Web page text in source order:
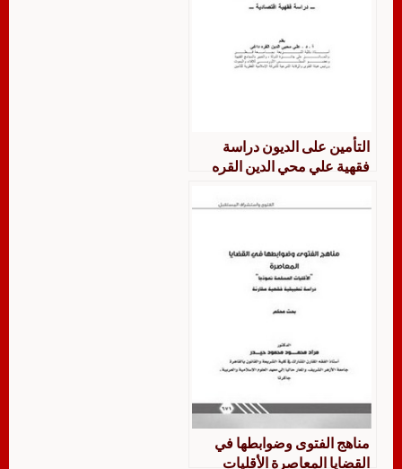
التأمين على الديون دراسة
فقهية علي محي الدين القره
مناهج الفتوى وضوابطها في
القضايا المعاصرة الأقليات